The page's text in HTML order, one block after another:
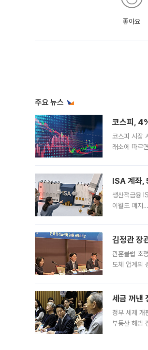
좋아요
주요 뉴스
코스피,
코스피 시장
래소에 따르
ISA 계좌,
생산적금융
이월도 폐지
김정관 장
관훈클럽 초
도체 업계의
세금 꺼낸
정부 세제 개
부동산 해법